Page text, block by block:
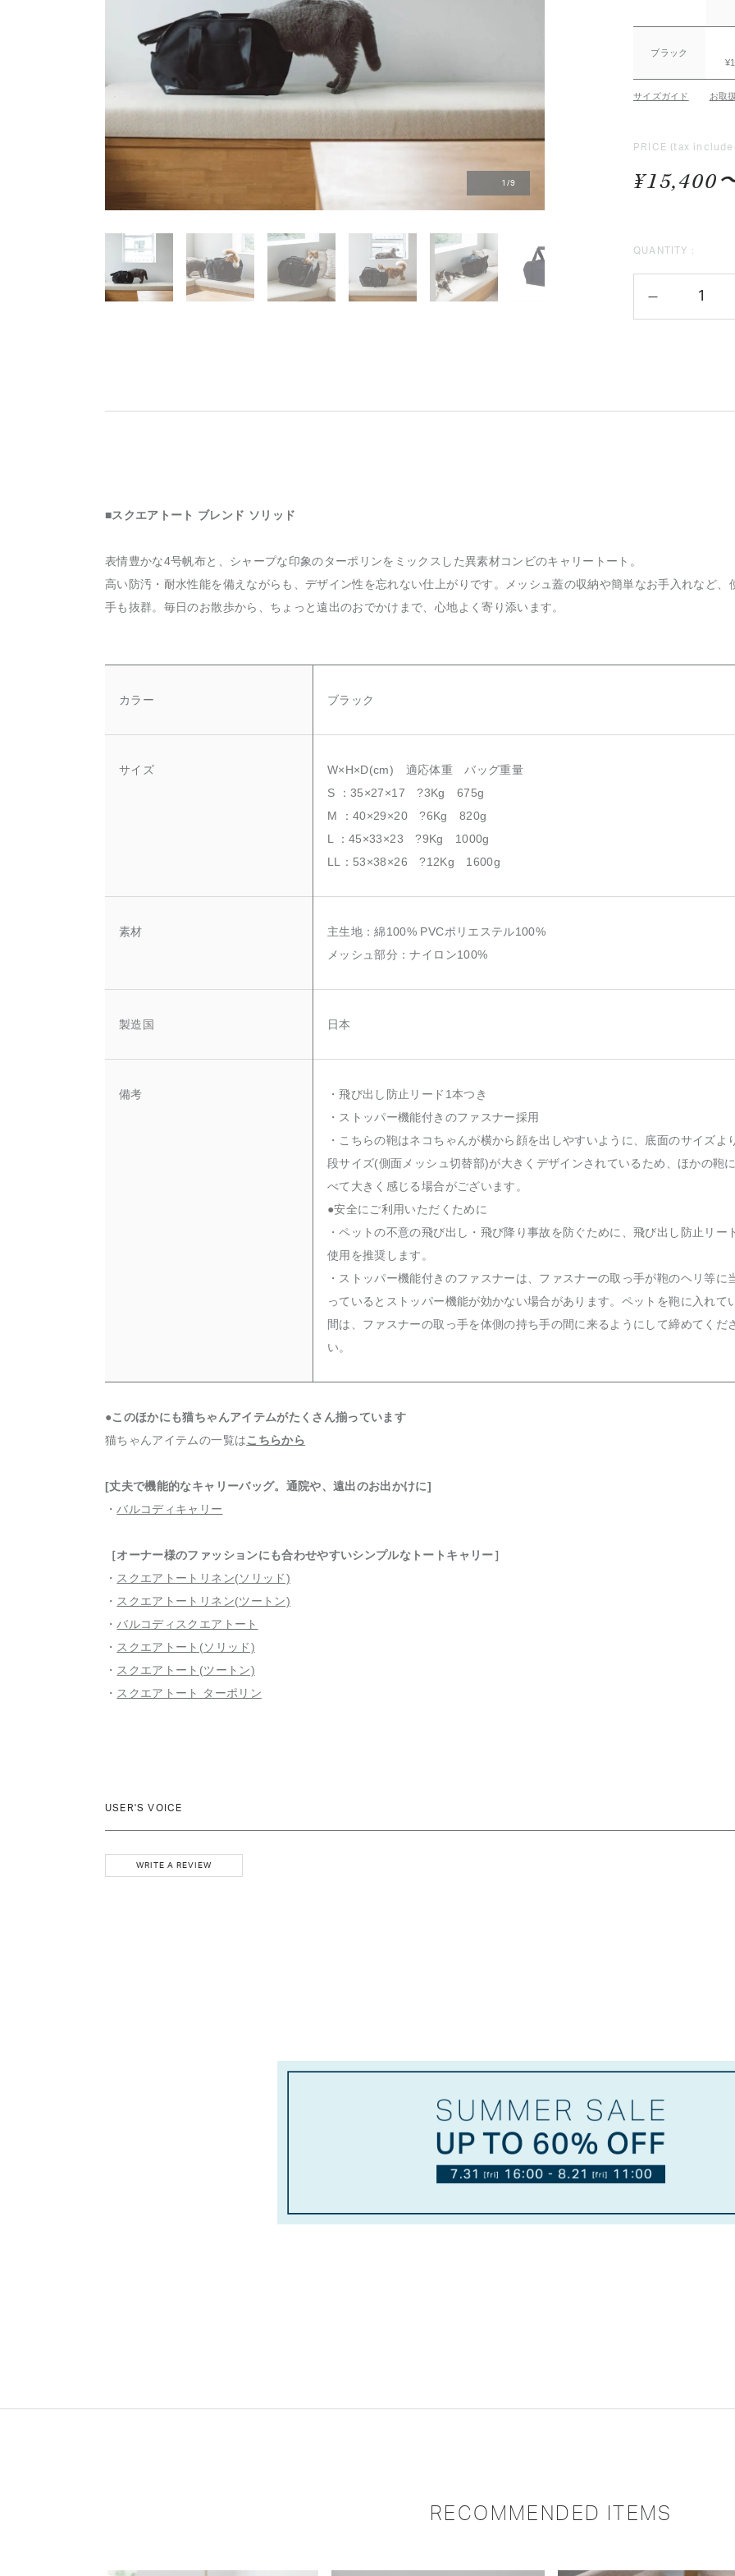
1 /9
ブラック
サイズガイド お取
PRICE (tax
¥15,400
QUANTITY :
■スクエアトート ブレンド ソリッド
表情豊かな4号帆布と、シャープな印象のターポリンをミックスした異素材コンビのキャリートート。
高い防汚・耐水性能を備えながらも、デザイン性を忘れない仕上がりです。メッシュ蓋の収納や簡単なお手入れなど、
手も抜群。毎日のお散歩から、ちょっと遠出のおでかけまで、心地よく寄り添います。
カラー ブラック
サイズ
W×H×D(cm) 適応体重 バッグ重量
S ：35×27×17 ?3Kg 675g
M ：40×29×20 ?6Kg 820g
L ：45×33×23 ?9Kg 1000g
LL：53×38×26 ?12Kg 1600g
素材
主生地：綿100% PVCポリエステル100%
メッシュ部分：ナイロン100%
製造国 日本
備考
・飛び出し防止リード1本つき
・ストッパー機能付きのファスナー採用
・こちらの鞄はネコちゃんが横から顔を出しやすいように、底面のサイズよ
段サイズ(側面メッシュ切替部)が大きくデザインされているため、ほかの鞄
べて大きく感じる場合がございます。
●安全にご利用いただくために
・ペットの不意の飛び出し・飛び降り事故を防ぐために、飛び出し防止リー
使用を推奨します。
・ストッパー機能付きのファスナーは、ファスナーの取っ手が鞄のヘリ等に
っているとストッパー機能が効かない場合があります。ペットを鞄に入れて
間は、ファスナーの取っ手を体側の持ち手の間に来るようにして締めてくだ
い。
●このほかにも猫ちゃんアイテムがたくさん揃っています
猫ちゃんアイテムの一覧はこちらから
[丈夫で機能的なキャリーバッグ。通院や、遠出のお出かけに]
・バルコディキャリー
［オーナー様のファッションにも合わせやすいシンプルなトートキャリー］
・ スクエアトートリネン(ソリッド)
・ スクエアトートリネン(ツートン)
・バルコディスクエアトート
・ スクエアトート(ソリッド)
・ スクエアトート(ツートン)
・ スクエアトート ターポリン
USER'S VOICE
WRITE A REVIEW
RECOMMENDED ITEMS